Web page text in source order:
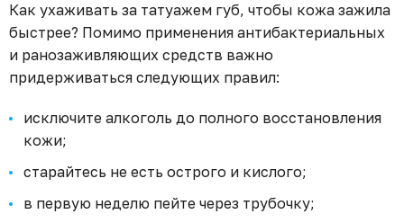
Как ухаживать за татуажем губ, чтобы кожа зажила
быстрее? Помимо применения антибактериальных
и ранозаживляющих средств важно
придерживаться следующих правил:
исключите алкоголь до полного восстановления
кожи;
старайтесь не есть острого и кислого;
в первую неделю пейте через трубочку;